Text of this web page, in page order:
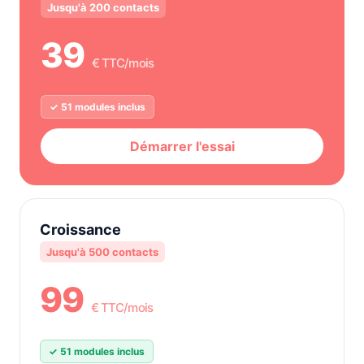
Jusqu'à 200 contacts
39 €TTC/mois
✓ 51 modules inclus
Démarrer l'essai
Croissance
Jusqu'à 500 contacts
99 €TTC/mois
✓ 51 modules inclus